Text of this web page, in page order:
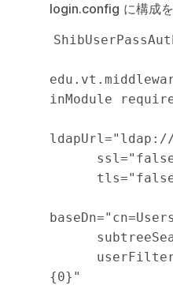
login.config に構成
inModule
{0}"